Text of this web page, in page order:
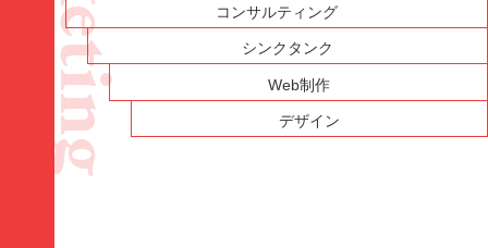
コンサルティング
シンクタンク
Web制作
デザイン